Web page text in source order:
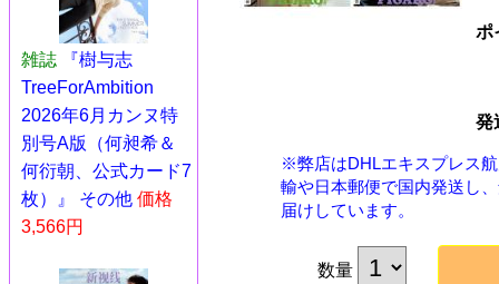
雑誌
『樹与志
TreeForAmbition
2026年6月カンヌ特
別号A版（何昶希＆
何衍朝、公式カード7
枚）』 その他 価格
3,566円
ポ
発
※弊店はDHLエキスプレス
輸や日本郵便で国内発送し
届けしています。
数量